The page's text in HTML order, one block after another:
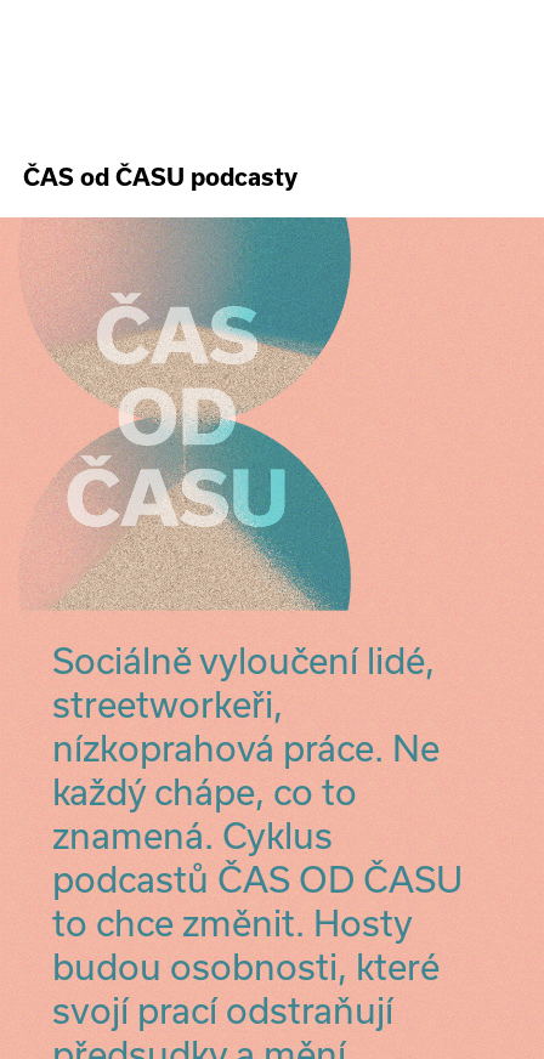
ČAS od ČASU podcasty
Sociálně vyloučení lidé,
streetworkeři,
nízkoprahová práce. Ne
každý chápe, co to
znamená. Cyklus
podcastů ČAS OD ČASU
to chce změnit. Hosty
budou osobnosti, které
svojí prací odstraňují